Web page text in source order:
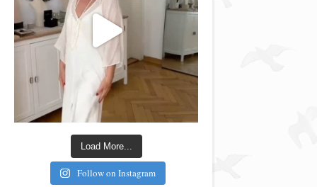
Load More...
Follow on Instagram